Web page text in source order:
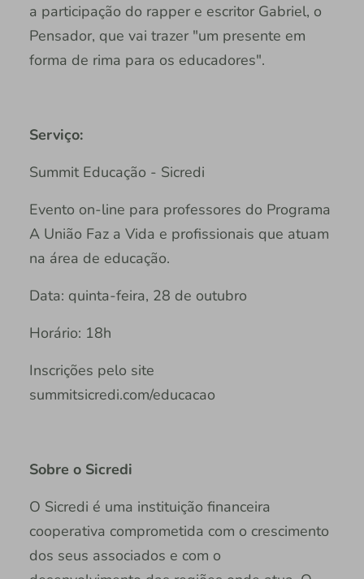
a participação do rapper e escritor Gabriel, o
Pensador, que vai trazer "um presente em
forma de rima para os educadores".
Serviço:
Summit Educação - Sicredi
Evento on-line para professores do Programa
A União Faz a Vida e profissionais que atuam
na área de educação.
Data: quinta-feira, 28 de outubro
Horário: 18h
Inscrições pelo site
summitsicredi.com/educacao
Sobre o Sicredi
O Sicredi é uma instituição financeira
cooperativa comprometida com o crescimento
dos seus associados e com o